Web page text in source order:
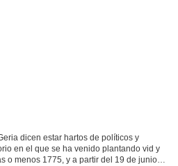
dicen estar hartos de políticos y
en el que se ha venido plantando vid y
o menos 1775, y a partir del 19 de junio